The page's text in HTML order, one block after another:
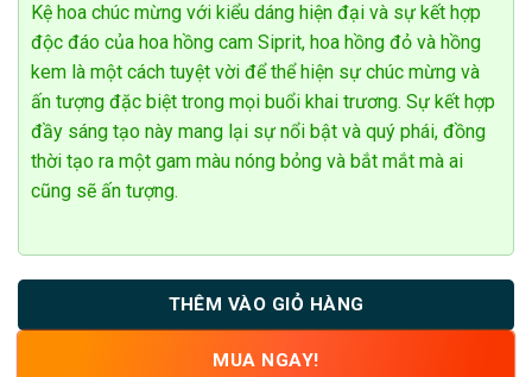
Kệ hoa chúc mừng với kiểu dáng hiện đại và sự kết hợp
độc đáo của hoa hồng cam Siprit, hoa hồng đỏ và hồng
kem là một cách tuyệt vời để thể hiện sự chúc mừng và
ấn tượng đặc biệt trong mọi buổi khai trương. Sự kết hợp
đầy sáng tạo này mang lại sự nổi bật và quý phái, đồng
thời tạo ra một gam màu nóng bỏng và bắt mắt mà ai
cũng sẽ ấn tượng.
THÊM VÀO GIỎ HÀNG
MUA NGAY!